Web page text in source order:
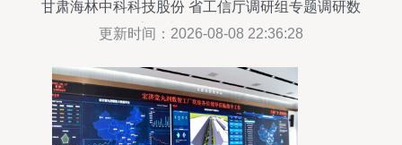
甘肃海林中科科技股份 省工信厅调研组专题调研数
字技术服务赋能发展
更新时间：2026-08-08 22:36:28